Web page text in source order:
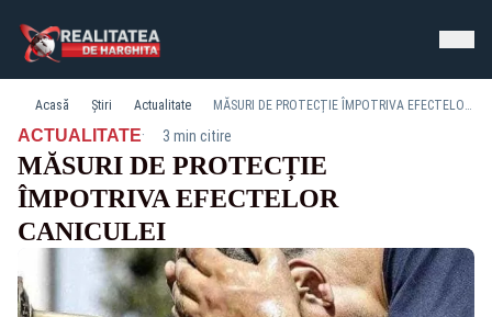
Acasă Știri Actualitate MĂSURI DE PROTECȚIE ÎMPOTRIVA EFECTELOR CANICULEI
ACTUALITATE· 3 min citire
MĂSURI DE PROTECȚIE
ÎMPOTRIVA EFECTELOR
CANICULEI